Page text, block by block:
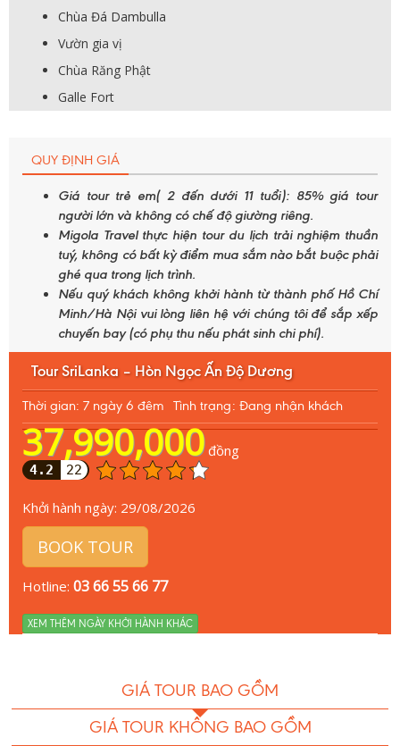
Chùa Đá Dambulla
Vườn gia vị
Chùa Răng Phật
Galle Fort
QUY ĐỊNH GIÁ
Giá tour trẻ em( 2 đến dưới 11 tuổi): 85% giá tour
người lớn và không có chế độ giường riêng.
Migola Travel thực hiện tour du lịch trải nghiệm thuần
tuý, không có bất kỳ điểm mua sắm nào bắt buộc phải
ghé qua trong lịch trình.
Nếu quý khách không khởi hành từ thành phố Hồ Chí
Minh/Hà Nội vui lòng liên hệ với chúng tôi để sắp xếp
chuyến bay (có phụ thu nếu phát sinh chi phí).
Tour SriLanka – Hòn Ngọc Ấn Độ Dương
Thời gian: 7 ngày 6 đêm Tình trạng: Đang nhận khách
37,990,000đồng
4.2 22
Khởi hành ngày: 29/08/2026
BOOK TOUR
Hotline: 03 66 55 66 77
XEM THÊM NGÀY KHỞI HÀNH KHÁC
GIÁ TOUR BAO GỒM
GIÁ TOUR KHÔNG BAO GỒM